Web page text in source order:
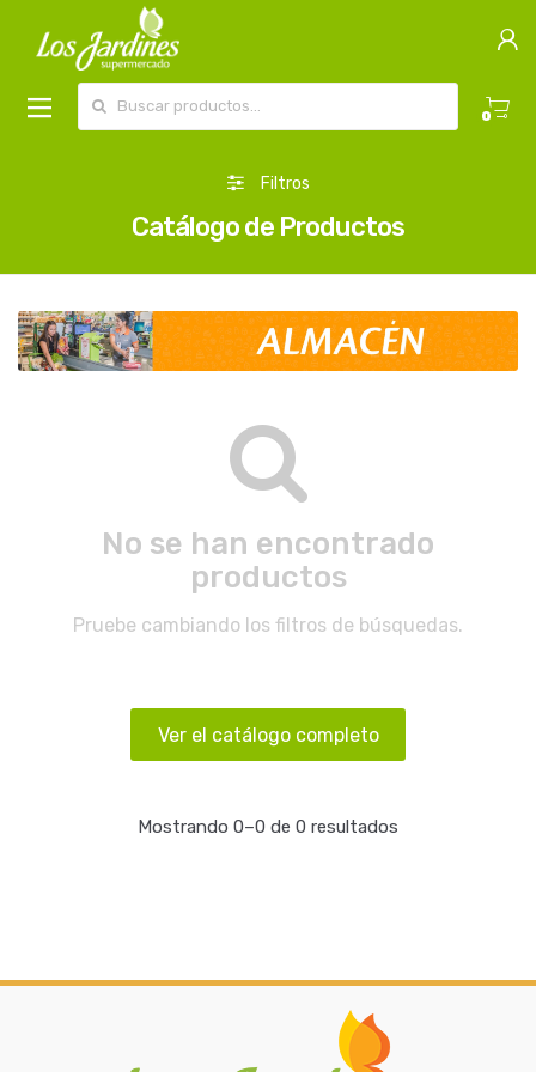
0
Filtros
Catálogo de Productos
No se han encontrado
productos
Pruebe cambiando los filtros de búsquedas.
Ver el catálogo completo
Mostrando 0–0 de 0 resultados